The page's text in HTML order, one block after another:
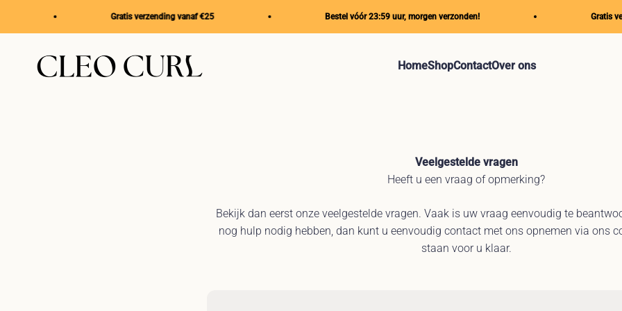
Gratis verzending vanaf €25 Bestel vóór 23:59 uur, morgen verzonden! Gratis
HomeShopContactOver ons
CleoCurl
Veelgestelde vragen
Heeft u een vraag of opmerking?
Bekijk dan eerst onze veelgestelde vragen. Vaak is uw vraag eenvoudig te
nog hulp nodig hebben, dan kunt u eenvoudig contact met ons opnemen via ons
staan voor u klaar.